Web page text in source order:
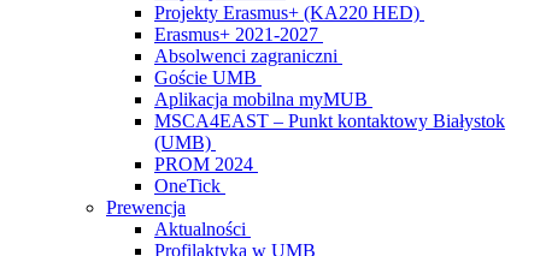
Projekty Erasmus+ (KA220 HED)
Erasmus+ 2021-2027
Absolwenci zagraniczni
Goście UMB
Aplikacja mobilna myMUB
MSCA4EAST – Punkt kontaktowy Białystok
(UMB)
PROM 2024
OneTick
Prewencja
Aktualności
Profilaktyka w UMB